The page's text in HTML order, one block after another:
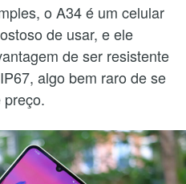
o A34 é um celular
de usar, e ele
de ser resistente
algo bem raro de se